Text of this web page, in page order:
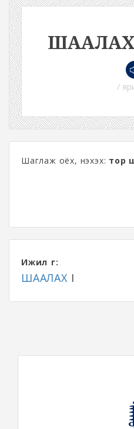
ШААЛАХ
/
Шаглаж оёх, нэхэх: тор
Ижил үг:
ШААЛАХ I